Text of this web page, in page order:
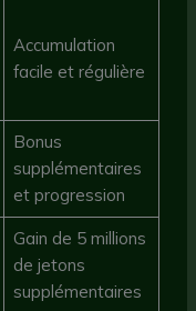
Accumulation
facile et régulière
Bonus
supplémentaires
et progression
Gain de 5 millions
de jetons
supplémentaires